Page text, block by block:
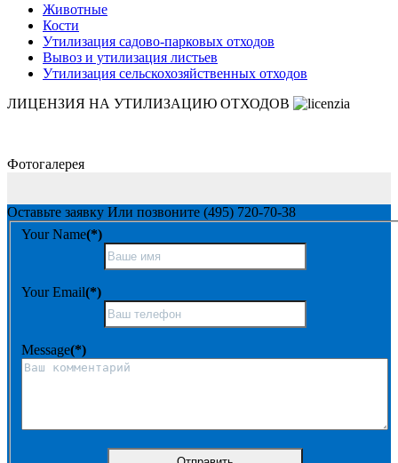
Животные
Кости
Утилизация садово-парковых отходов
Вывоз и утилизация листьев
Утилизация сельскохозяйственных отходов
ЛИЦЕНЗИЯ НА УТИЛИЗАЦИЮ ОТХОДОВ
Фотогалерея
Оставьте заявку Или позвоните (495) 720-70-38
Your Name(*)
Your Email(*)
Message(*)